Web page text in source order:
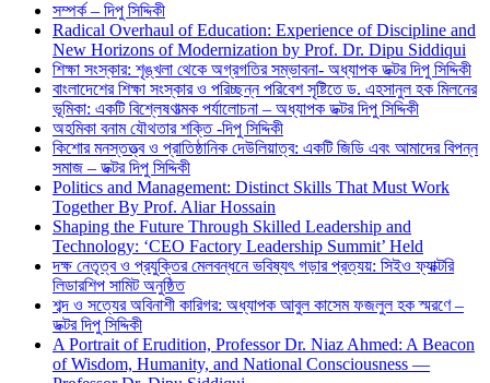
সম্পর্ক – দিপু সিদ্দিকী
Radical Overhaul of Education: Experience of Discipline and
New Horizons of Modernization by Prof. Dr. Dipu Siddiqui
শিক্ষা সংস্কার: শৃঙ্খলা থেকে অগ্রগতির সম্ভাবনা- অধ্যাপক ডক্টর দিপু সিদ্দিকী
বাংলাদেশের শিক্ষা সংস্কার ও পরিচ্ছন্ন পরিবেশ সৃষ্টিতে ড. এহসানুল হক মিলনের
ভূমিকা: একটি বিশ্লেষণাত্মক পর্যালোচনা – অধ্যাপক ডক্টর দিপু সিদ্দিকী
অহমিকা বনাম যৌথতার শক্তি -দিপু সিদ্দিকী
কিশোর মনস্তত্ত্ব ও প্রাতিষ্ঠানিক দেউলিয়াত্ব: একটি জিডি এবং আমাদের বিপন্ন
সমাজ – ডক্টর দিপু সিদ্দিকী
Politics and Management: Distinct Skills That Must Work
Together By Prof. Aliar Hossain
Shaping the Future Through Skilled Leadership and
Technology: ‘CEO Factory Leadership Summit’ Held
দক্ষ নেতৃত্ব ও প্রযুক্তির মেলবন্ধনে ভবিষ্যৎ গড়ার প্রত্যয়: সিইও ফ্যাক্টরি
লিডারশিপ সামিট অনুষ্ঠিত
শব্দ ও সত্যের অবিনাশী কারিগর: অধ্যাপক আবুল কাসেম ফজলুল হক স্মরণে –
ডক্টর দিপু সিদ্দিকী
A Portrait of Erudition, Professor Dr. Niaz Ahmed: A Beacon
of Wisdom, Humanity, and National Consciousness —